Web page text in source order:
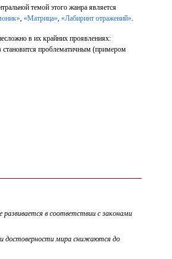
темой этого жанра является
, «Матрица», «Лабиринт отражений».
в их крайних проявлениях:
становится проблематичным (примером
развивается в соответствии с законами
и достоверности мира снижаются до